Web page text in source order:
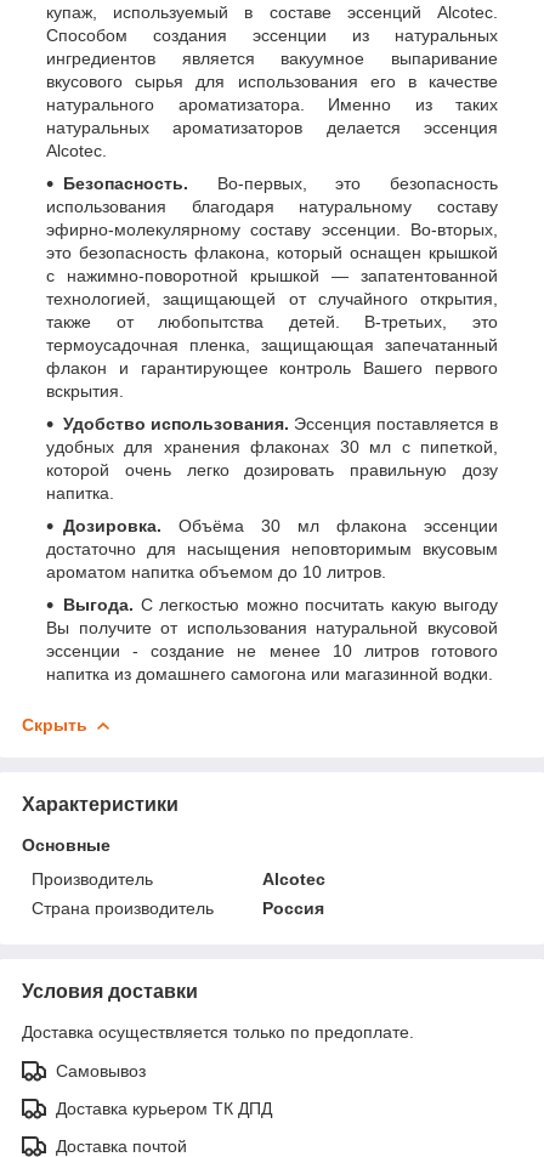
купаж, используемый в составе эссенций Alcotec.
Способом создания эссенции из натуральных
ингредиентов является вакуумное выпаривание
вкусового сырья для использования его в качестве
натурального ароматизатора. Именно из таких
натуральных ароматизаторов делается эссенция
Alcotec.
Безопасность. Во-первых, это безопасность
использования благодаря натуральному составу
эфирно-молекулярному составу эссенции. Во-вторых,
это безопасность флакона, который оснащен крышкой
с нажимно-поворотной крышкой — запатентованной
технологией, защищающей от случайного открытия,
также от любопытства детей. В-третьих, это
термоусадочная пленка, защищающая запечатанный
флакон и гарантирующее контроль Вашего первого
вскрытия.
Удобство использования. Эссенция поставляется в
удобных для хранения флаконах 30 мл с пипеткой,
которой очень легко дозировать правильную дозу
напитка.
Дозировка. Объёма 30 мл флакона эссенции
достаточно для насыщения неповторимым вкусовым
ароматом напитка объемом до 10 литров.
Выгода. С легкостью можно посчитать какую выгоду
Вы получите от использования натуральной вкусовой
эссенции - создание не менее 10 литров готового
напитка из домашнего самогона или магазинной водки.
Скрыть
Характеристики
Основные
Производитель
Alcotec
Страна производитель
Россия
Условия доставки
Доставка осуществляется только по предоплате.
Самовывоз
Доставка курьером ТК ДПД
Доставка почтой